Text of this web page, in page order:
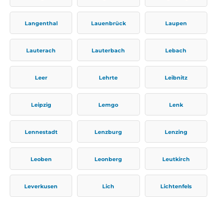
Langenthal Lauenbrück Laupen
Lauterach Lauterbach Lebach
Leer Lehrte Leibnitz
Leipzig Lemgo Lenk
Lennestadt Lenzburg Lenzing
Leoben Leonberg Leutkirch
Leverkusen Lich Lichtenfels